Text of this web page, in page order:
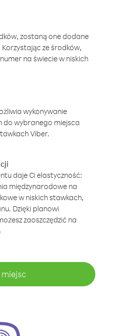
zostaną one dodane
ze środków,
na świecie w niskich
wykonywanie
do wybranego miejsca
Viber.
daje Ci elastyczność:
międzynarodowe na
w niskich stawkach,
Dzięki planowi
zaoszczędzić na